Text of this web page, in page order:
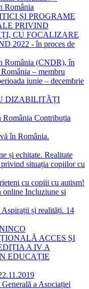
România
ȘI PROGRAME
PRIVIND
CU FOCALIZARE
2022 - în proces de
România (CNDR), în
– membru
iunie – decembrie
DIZABILITĂȚI
România Contribuția
în România.
și echitate. Realitate
privind situația copiilor cu
cu copiii cu autism!
online Incluziune si
și realități. 14
ACCES ȘI
A IV A
EDUCAȚIE
a Asociației